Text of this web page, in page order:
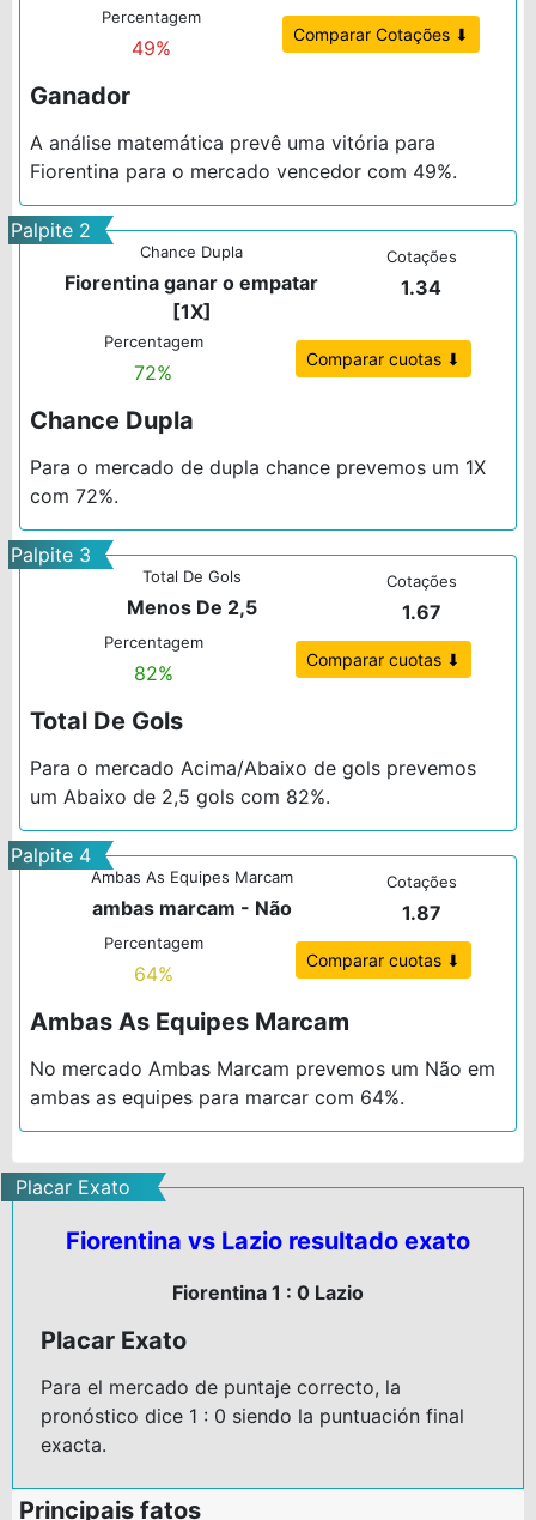
Percentagem
49%
Comparar Cotações ⬇
Ganador
A análise matemática prevê uma vitória para
Fiorentina para o mercado vencedor com 49%.
Palpite 2
Chance Dupla
Fiorentina ganar o empatar
[1X]
Cotações
1.34
Percentagem
72%
Comparar cuotas ⬇
Chance Dupla
Para o mercado de dupla chance prevemos um 1X
com 72%.
Palpite 3
Total De Gols
Menos De 2,5
Cotações
1.67
Percentagem
82%
Comparar cuotas ⬇
Total De Gols
Para o mercado Acima/Abaixo de gols prevemos
um Abaixo de 2,5 gols com 82%.
Palpite 4
Ambas As Equipes Marcam
ambas marcam - Não
Cotações
1.87
Percentagem
64%
Comparar cuotas ⬇
Ambas As Equipes Marcam
No mercado Ambas Marcam prevemos um Não em
ambas as equipes para marcar com 64%.
Placar Exato
Fiorentina vs Lazio resultado exato
Fiorentina 1 : 0 Lazio
Placar Exato
Para el mercado de puntaje correcto, la
pronóstico dice 1 : 0 siendo la puntuación final
exacta.
Principais fatos